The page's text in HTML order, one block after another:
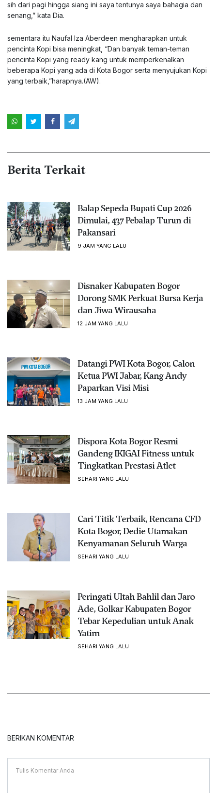
sih dari pagi hingga siang ini saya tentunya saya bahagia dan
senang,” kata Dia.
sementara itu Naufal Iza Aberdeen mengharapkan untuk
pencinta Kopi bisa meningkat, “Dan banyak teman-teman
pencinta Kopi yang ready kang untuk memperkenalkan
beberapa Kopi yang ada di Kota Bogor serta menyujukan Kopi
yang terbaik,”harapnya.(AW).
Berita Terkait
Balap Sepeda Bupati Cup 2026
Dimulai, 437 Pebalap Turun di
Pakansari
9 JAM YANG LALU
Disnaker Kabupaten Bogor
Dorong SMK Perkuat Bursa Kerja
dan Jiwa Wirausaha
12 JAM YANG LALU
Datangi PWI Kota Bogor, Calon
Ketua PWI Jabar, Kang Andy
Paparkan Visi Misi
13 JAM YANG LALU
Dispora Kota Bogor Resmi
Gandeng IKIGAI Fitness untuk
Tingkatkan Prestasi Atlet
SEHARI YANG LALU
Cari Titik Terbaik, Rencana CFD
Kota Bogor, Dedie Utamakan
Kenyamanan Seluruh Warga
SEHARI YANG LALU
Peringati Ultah Bahlil dan Jaro
Ade, Golkar Kabupaten Bogor
Tebar Kepedulian untuk Anak
Yatim
SEHARI YANG LALU
BERIKAN KOMENTAR